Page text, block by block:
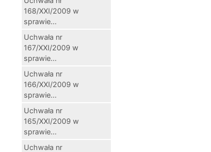
168/XXI/2009 w
sprawie...
Uchwała nr
167/XXI/2009 w
sprawie...
Uchwała nr
166/XXI/2009 w
sprawie...
Uchwała nr
165/XXI/2009 w
sprawie...
Uchwała nr